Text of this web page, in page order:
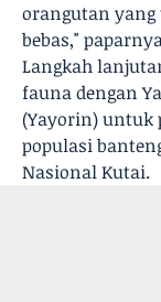
orangutan
bebas,"
Langkah
fauna dengan
(Yayorin) untuk
populasi
Nasional Kutai.